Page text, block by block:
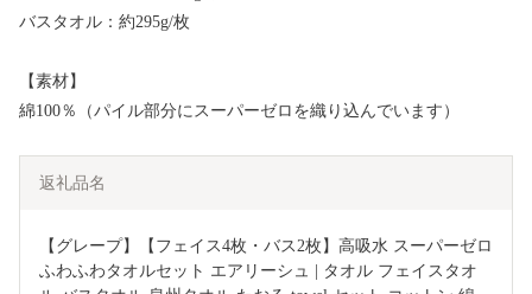
バスタオル：約295g/枚
【素材】
綿100％（パイル部分にスーパーゼロを織り込んでいます）
返礼品名
【グレープ】【フェイス4枚・バス2枚】高吸水 スーパーゼロ
ふわふわタオルセット エアリーシュ | タオル フェイスタオ